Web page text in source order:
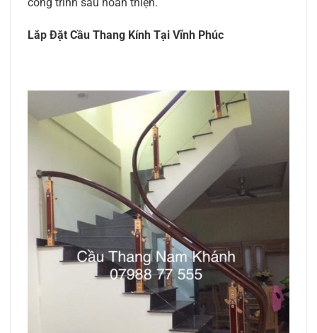
Lắp Đặt Cầu Thang Kính Tại Vĩnh Phúc